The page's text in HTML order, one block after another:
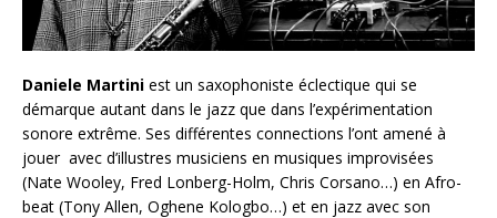
Daniele Martini est un saxophoniste éclectique qui se
démarque autant dans le jazz que dans l’expérimentation
sonore extrême. Ses différentes connections l’ont amené à
jouer avec d’illustres musiciens en musiques improvisées
(Nate Wooley, Fred Lonberg-Holm, Chris Corsano…) en Afro-
beat (Tony Allen, Oghene Kologbo…) et en jazz avec son